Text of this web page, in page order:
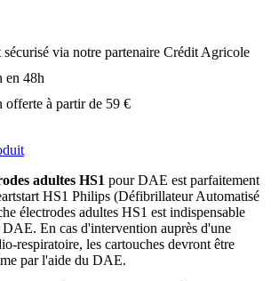
sécurisé via notre partenaire Crédit Agricole
en 48h
offerte à partir de 59 €
adultes HS1 pour DAE est parfaitement
HS1 Philips (Défibrillateur Automatisé
électrodes adultes HS1 est indispensable
En cas d'intervention auprès d'une
respiratoire, les cartouches devront être
par l'aide du DAE.